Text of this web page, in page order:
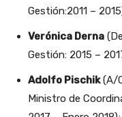
Gestión:2011 –
Verónica Derna
Gestión: 2015 –
Adolfo Pischik(A/
Ministro de